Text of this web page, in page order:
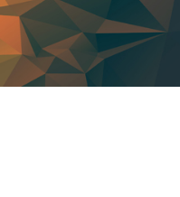
أخلاقيات النشر
إصدارات المجلة